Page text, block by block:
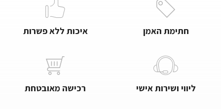
חתימת האמן איכות ללא פשרות
ליווי ושירות אישי רכישה מאובטחת